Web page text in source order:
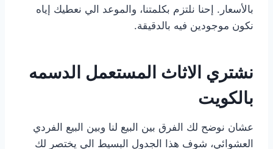
بالأسعار. إحنا نلتزم بكلمتنا، والموعد الي نعطيك إياه
نكون موجودين فيه بالدقيقة.
نشتري الاثاث المستعمل الدسمه
بالكويت
عشان نوضح لك الفرق بين البيع لنا وبين البيع الفردي
العشوائي، شوف هذا الجدول البسيط الي يختصر لك